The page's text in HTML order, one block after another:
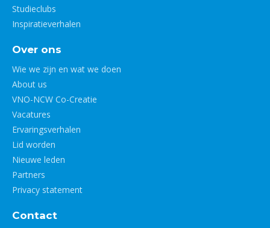
Studieclubs
Inspiratieverhalen
Over ons
Wie we zijn en wat we doen
About us
VNO-NCW Co-Creatie
Vacatures
Ervaringsverhalen
Lid worden
Nieuwe leden
Partners
Privacy statement
Contact